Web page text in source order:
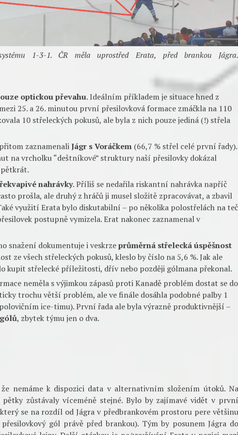
systému 1-3-1. ČR měla uprostřed Erata, před brankou Jágra.
25. a 26. minutou první přesilovková formace zmáčkla na 110
10 střeleckých pokusů, ale byla z nich pouze jediná (!) střela
zaznamenaliJágr s Voráčkem(66,7 % střel celé první řady).
na vrcholku “deštníkové” struktury naší přesilovky dokázal
nahrávky. Příliš se nedařila riskantní nahrávka napříč
využití Erata bylo diskutabilní – po několika polostřelách na teč
postupně vymizela. Erat nakonec zaznamenal v
ze všech střeleckých pokusů, kleslo by číslo na 5,6 %. Jak ale
kupit střelecké příležitosti, dřív nebo později gólmana překonal.
neměla s výjimkou zápasů proti Kanadě problém dostat se do
trochu větší problém, ale ve finále dosáhla podobné palby 1